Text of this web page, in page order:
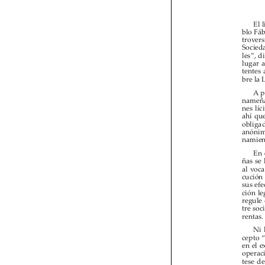


 

 

  

   
 



 

 
  

 



  
  
   